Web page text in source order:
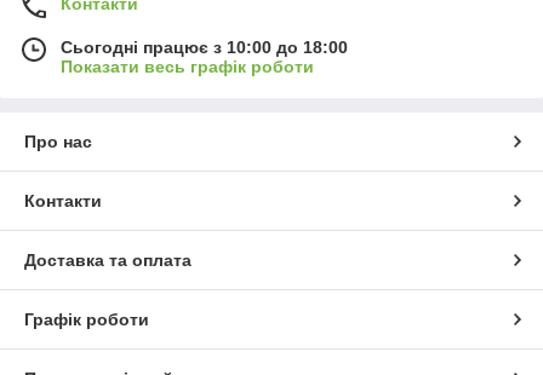
Контакти
Сьогодні працює з 10:00 до 18:00
Показати весь графік роботи
Про нас
Контакти
Доставка та оплата
Графік роботи